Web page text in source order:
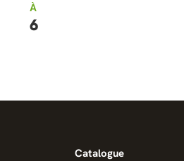
À partir de
6,71 €
Catalogue